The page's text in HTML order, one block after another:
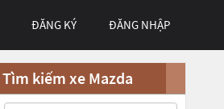
ĐĂNG KÝ ĐĂNG NHẬP
Tìm kiếm xe Mazda